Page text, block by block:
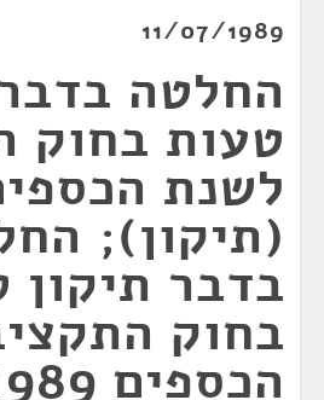
11/07/1989
החלטה
טעות בחוק
(תיקון);
בדבר תיקון
בחוק
הכספים